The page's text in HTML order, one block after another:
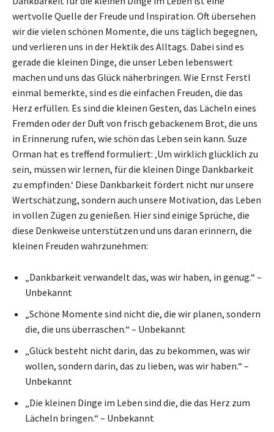
wertvolle Quelle der Freude und Inspiration. Oft übersehen
wir die vielen schönen Momente, die uns täglich begegnen,
und verlieren uns in der Hektik des Alltags. Dabei sind es
gerade die kleinen Dinge, die unser Leben lebenswert
machen und uns das Glück näherbringen. Wie Ernst Ferstl
einmal bemerkte, sind es die einfachen Freuden, die das
Herz erfüllen. Es sind die kleinen Gesten, das Lächeln eines
Fremden oder der Duft von frisch gebackenem Brot, die uns
in Erinnerung rufen, wie schön das Leben sein kann. Suze
Orman hat es treffend formuliert: ‚Um wirklich glücklich zu
sein, müssen wir lernen, für die kleinen Dinge Dankbarkeit
zu empfinden.‘ Diese Dankbarkeit fördert nicht nur unsere
Wertschätzung, sondern auch unsere Motivation, das Leben
in vollen Zügen zu genießen. Hier sind einige Sprüche, die
diese Denkweise unterstützen und uns daran erinnern, die
kleinen Freuden wahrzunehmen:
„Dankbarkeit verwandelt das, was wir haben, in genug.“ –
Unbekannt
„Schöne Momente sind nicht die, die wir planen, sondern
die, die uns überraschen.“ – Unbekannt
„Glück besteht nicht darin, das zu bekommen, was wir
wollen, sondern darin, das zu lieben, was wir haben.“ –
Unbekannt
„Die kleinen Dinge im Leben sind die, die das Herz zum
Lächeln bringen.“ – Unbekannt